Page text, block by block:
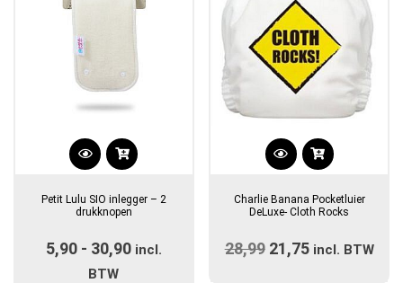
Dit
heeft
variaties.
Deze
Petit Lulu SIO inlegger – 2
drukknopen
5,90 - 30,90Prijsklasse:
incl.
BTW
Charlie Banana Pocketluier
DeLuxe- Cloth Rocks
28,99 Oorspronkelijke
21,75Huidige
incl. BTW